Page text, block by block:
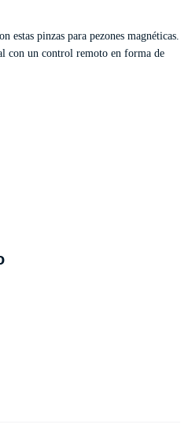
estas pinzas para pezones magnéticas.
con un control remoto en forma de